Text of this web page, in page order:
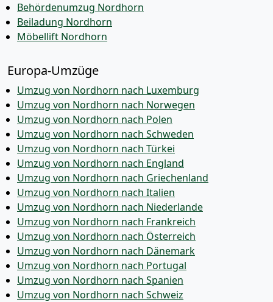
Behördenumzug Nordhorn
Beiladung Nordhorn
Möbellift Nordhorn
Europa-Umzüge
Umzug von Nordhorn nach Luxemburg
Umzug von Nordhorn nach Norwegen
Umzug von Nordhorn nach Polen
Umzug von Nordhorn nach Schweden
Umzug von Nordhorn nach Türkei
Umzug von Nordhorn nach England
Umzug von Nordhorn nach Griechenland
Umzug von Nordhorn nach Italien
Umzug von Nordhorn nach Niederlande
Umzug von Nordhorn nach Frankreich
Umzug von Nordhorn nach Österreich
Umzug von Nordhorn nach Dänemark
Umzug von Nordhorn nach Portugal
Umzug von Nordhorn nach Spanien
Umzug von Nordhorn nach Schweiz